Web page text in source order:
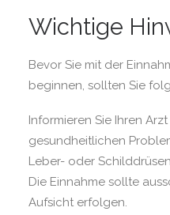
Wichtige
Bevor Sie mit der
beginnen, sollten Sie
Informieren Sie Ihren
gesundheitlichen
Leber- oder
Die Einnahme sollte
Aufsicht erfolgen.